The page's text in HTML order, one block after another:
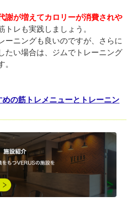
謝が増えてカロリーが消費されや
トレも実践しましょう。
ーニングも良いのですが、さらに
たい場合は、ジムでトレーニング
の筋トレメニューとトレーニン